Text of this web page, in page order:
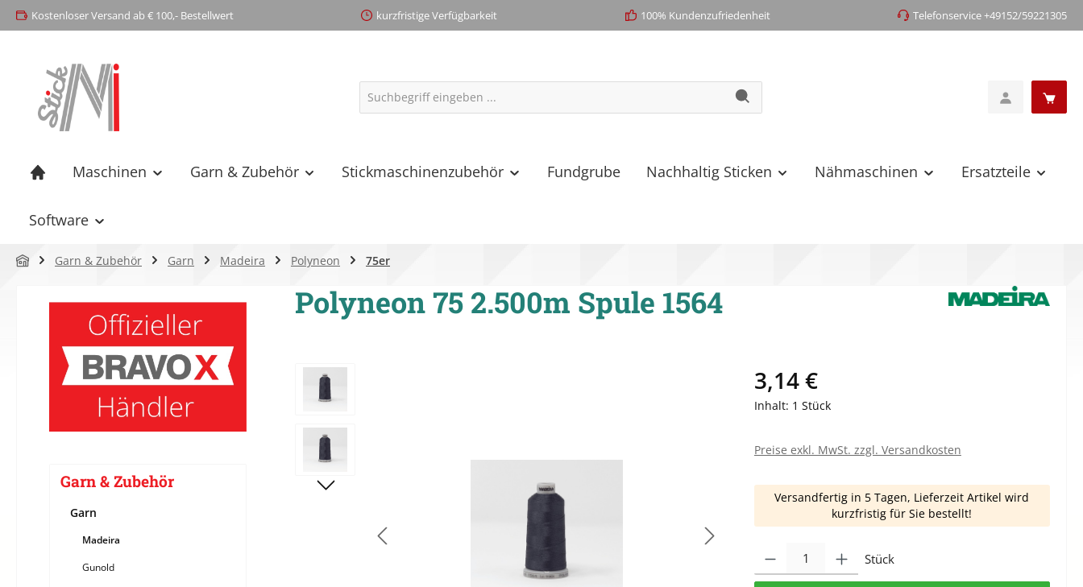
Zur Hauptnavigation springen
Kostenloser Versand ab € 100,- Bestellwert kurzfristige Verfügbarkeit 100% Kundenzufriedenheit Telefonservice +49152/59221305
Maschinen Garn & Zubehör Stickmaschinenzubehör Fundgrube Nachhaltig Sticken Nähmaschinen Ersatzteile
Software
Garn & Zubehör Garn Madeira Polyneon 75er
Garn & Zubehör
Garn
Madeira
Gunold
Polyneon 75 2.500m Spule 1564
Bildergalerie überspringen 3,14 €
Inhalt: 1 Stück
Preise exkl. MwSt. zzgl. Versandkosten
Versandfertig in 5 Tagen, Lieferzeit Artikel wird
kurzfristig für Sie bestellt!
Stück